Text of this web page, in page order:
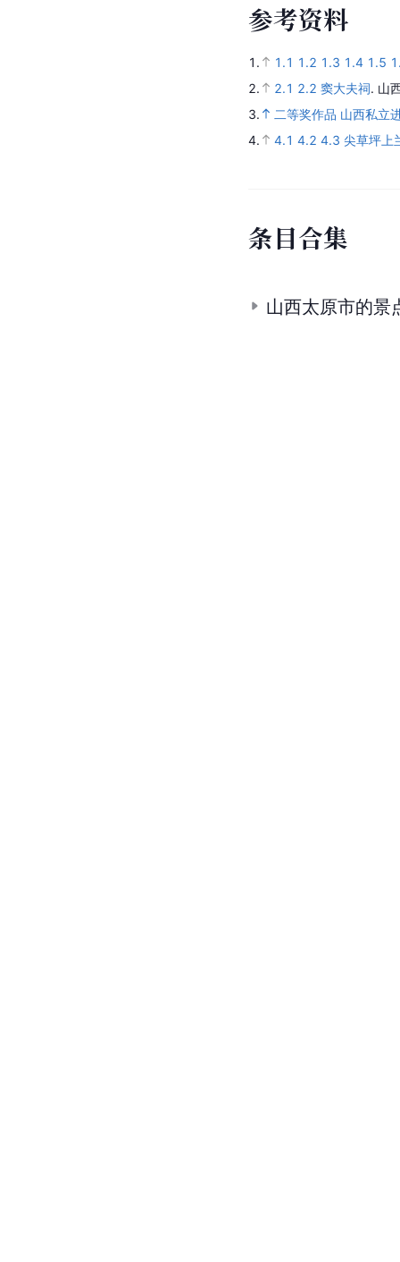
参考资料
1. 1.1 1.2 1.3 1.4 1.5
2.
2.1 2.2 窦大夫祠. 山
3.
二等奖作品 山西私立
4.
4.1 4.2 4.3 尖草坪上
条目合集
山西太原市的景